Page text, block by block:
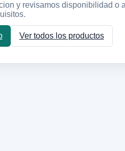
y revisamos disponibilidad o
Ver todos los productos